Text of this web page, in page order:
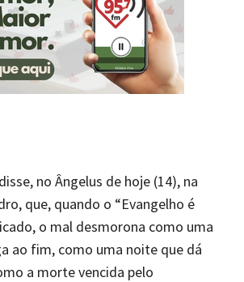
no Ângelus de hoje (14), na
que, quando o “Evangelho é
o mal desmorona como uma
ao fim, como uma noite que dá
a morte vencida pelo